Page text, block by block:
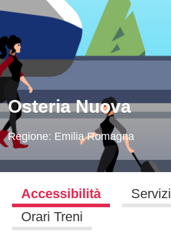
Osteria Nuova
Regione: Emilia Romagna
Accessibilità
Servizi
Orari Treni